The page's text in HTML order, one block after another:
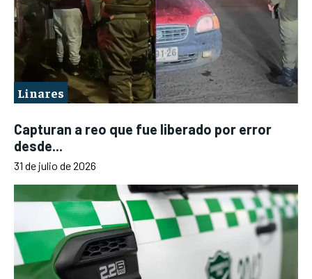
Linares
Capturan a reo que fue liberado por error
desde...
31 de julio de 2026